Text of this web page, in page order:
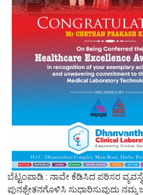
ಬೆಟ್ಟಂಪಾಡಿ : ನಾವೇ ಕೆಡಿಸಿದ ಪರಿಸರ
ಪುನಶ್ಚೇತನಗೊಳಿಸಿ ಸುಧಾರಿಸುವುದು ನಮ್ಮ